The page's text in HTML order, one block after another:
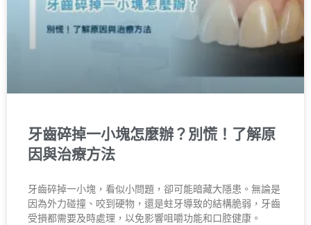
牙齒碎掉一小塊怎麼辦？別慌！了解原
因與治療方法
牙齒碎掉一小塊，看似小問題，卻可能暗藏大隱患。無論是
因為外力碰撞、咬到硬物，還是蛀牙導致的結構脆弱，牙齒
受損都需要及時處理，以免影響咀嚼功能和口腔健康。